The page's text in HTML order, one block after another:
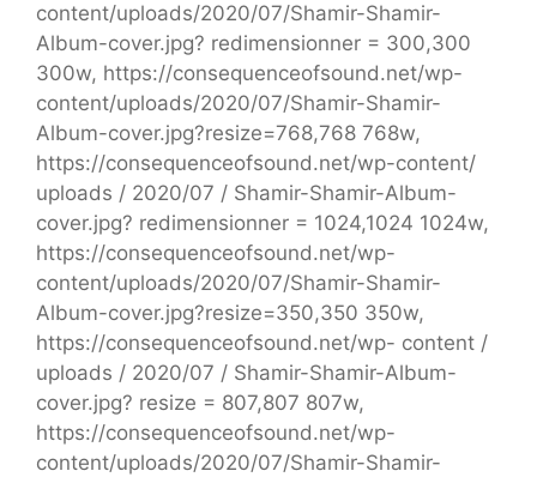
content/uploads/2020/07/Shamir-Shamir-
Album-cover.jpg? redimensionner = 300,300
300w, https://consequenceofsound.net/wp-
content/uploads/2020/07/Shamir-Shamir-
Album-cover.jpg?resize=768,768 768w,
https://consequenceofsound.net/wp-content/
uploads / 2020/07 / Shamir-Shamir-Album-
cover.jpg? redimensionner = 1024,1024 1024w,
https://consequenceofsound.net/wp-
content/uploads/2020/07/Shamir-Shamir-
Album-cover.jpg?resize=350,350 350w,
https://consequenceofsound.net/wp- content /
uploads / 2020/07 / Shamir-Shamir-Album-
cover.jpg? resize = 807,807 807w,
https://consequenceofsound.net/wp-
content/uploads/2020/07/Shamir-Shamir-